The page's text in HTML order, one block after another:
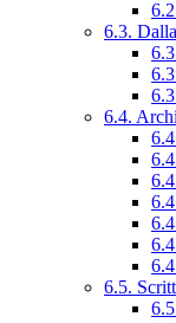
6.3.
6.4.
6.5.